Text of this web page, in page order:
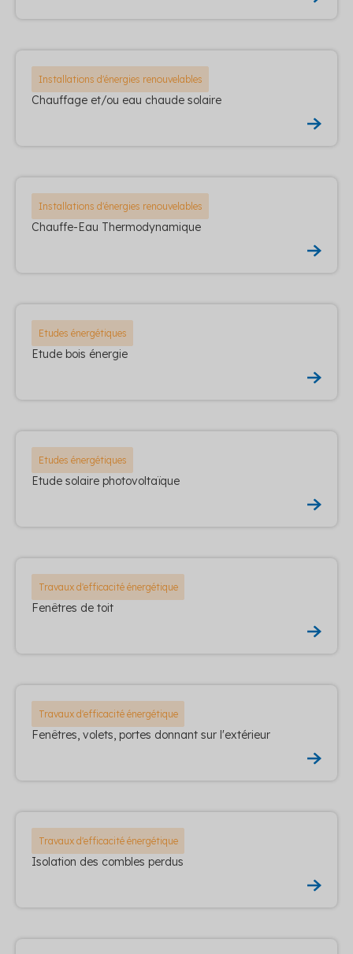
Installations d'énergies renouvelables
Chauffage et/ou eau chaude solaire
Installations d'énergies renouvelables
Chauffe-Eau Thermodynamique
Etudes énergétiques
Etude bois énergie
Etudes énergétiques
Etude solaire photovoltaïque
Travaux d'efficacité énergétique
Fenêtres de toit
Travaux d'efficacité énergétique
Fenêtres, volets, portes donnant sur l'extérieur
Travaux d'efficacité énergétique
Isolation des combles perdus